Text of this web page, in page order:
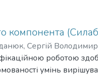
відіграє важливу
навчання,
контексту,
виробництва.
компонента
Сергій
роботою
умінь